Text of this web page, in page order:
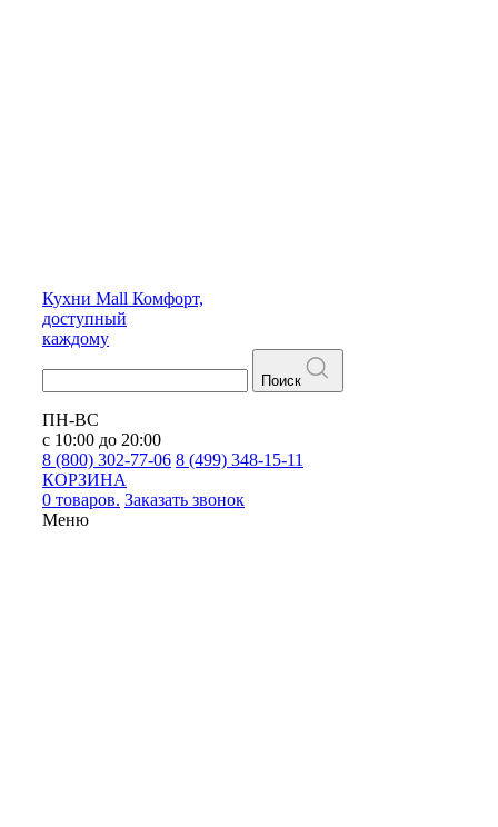
Кухни Mall Комфорт,
доступный
каждому
Поиск
ПН-ВС
с 10:00 до 20:00
8 (800) 302-77-06 8 (499) 348-15-11
КОРЗИНА
0 товаров. Заказать звонок
Меню